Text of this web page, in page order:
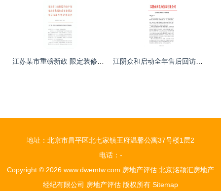
江苏某市重磅新政 限定装修标准，交付样板间成必须，楼市透明新篇章 江阴众和启动全年售后回访计划，专业评估保障存量物业价值
地址：北京市昌平区北七家镇王府温馨公寓37号楼1层2
电话：-
Copyright © 2026 www.dwemtw.com 房地产评估 北京洺颉汇房地产
经纪有限公司 房地产评估 版权所有 Sitemap